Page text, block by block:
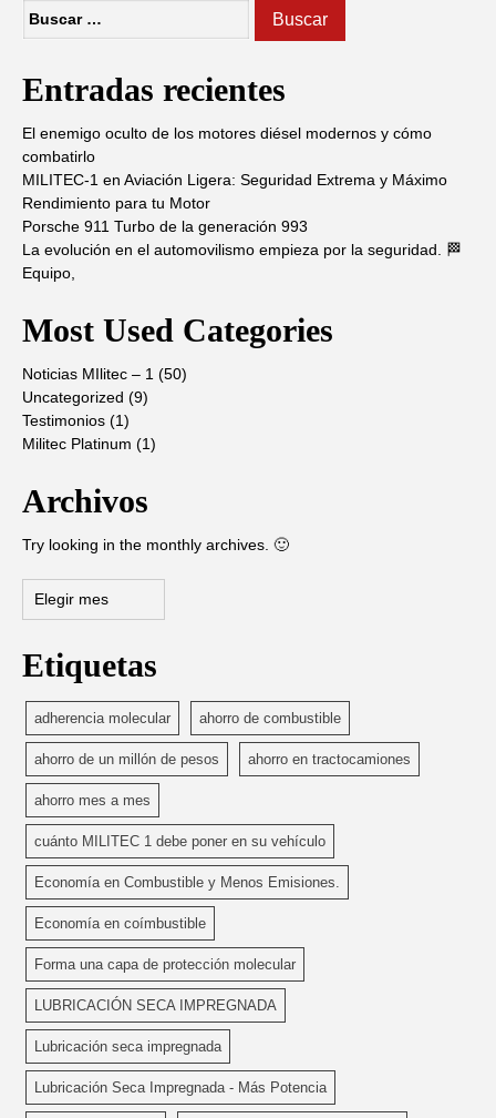
Entradas recientes
El enemigo oculto de los motores diésel modernos y cómo
combatirlo
MILITEC-1 en Aviación Ligera: Seguridad Extrema y Máximo
Rendimiento para tu Motor
Porsche 911 Turbo de la generación 993
La evolución en el automovilismo empieza por la seguridad. 🏁
Equipo,
Most Used Categories
Noticias MIlitec – 1 (50)
Uncategorized (9)
Testimonios (1)
Militec Platinum (1)
Archivos
Try looking in the monthly archives. 🙂
Etiquetas
adherencia molecular ahorro de combustible
ahorro de un millón de pesos ahorro en tractocamiones
ahorro mes a mes
cuánto MILITEC 1 debe poner en su vehículo
Economía en Combustible y Menos Emisiones.
Economía en coímbustible
Forma una capa de protección molecular
LUBRICACIÓN SECA IMPREGNADA
Lubricación seca impregnada
Lubricación Seca Impregnada - Más Potencia